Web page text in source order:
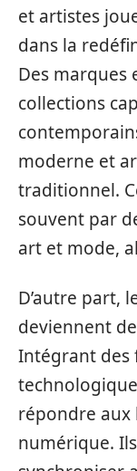
et artistes
dans la
Des marques
collections
moderne et
traditionnel.
souvent par
art et mode,
D’autre part,
deviennent
Intégrant des
répondre aux
numérique.